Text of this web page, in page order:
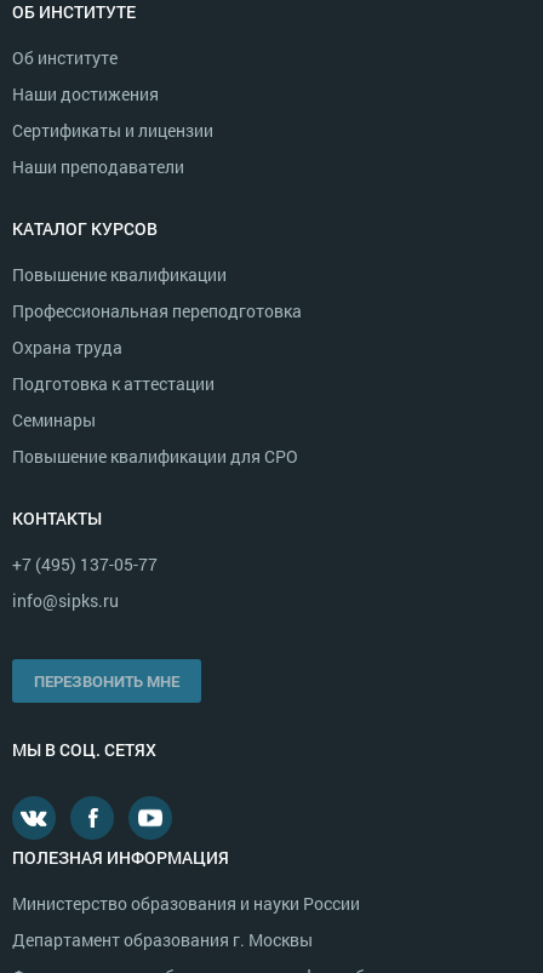
ОБ ИНСТИТУТЕ
Об институте
Наши достижения
Сертификаты и лицензии
Наши преподаватели
КАТАЛОГ КУРСОВ
Повышение квалификации
Профессиональная переподготовка
Охрана труда
Подготовка к аттестации
Семинары
Повышение квалификации для СРО
КОНТАКТЫ
+7 (495) 137-05-77
info@sipks.ru
ПЕРЕЗВОНИТЬ МНЕ
МЫ В СОЦ. СЕТЯХ
ПОЛЕЗНАЯ ИНФОРМАЦИЯ
Министерство образования и науки России
Департамент образования г. Москвы